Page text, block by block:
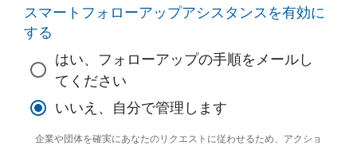
スマートフォローアップアシスタンスを有効に
する
はい、フォローアップの手順をメールし
てください
いいえ、自分で管理します
企業や団体を確実にあなたのリクエストに従わせるため、アクショ